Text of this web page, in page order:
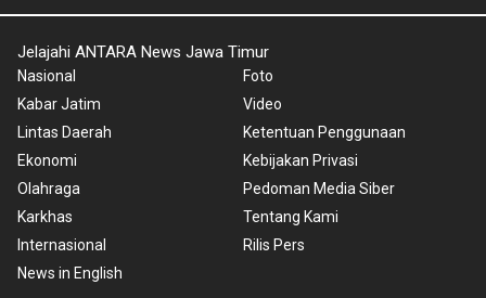
Jelajahi ANTARA News Jawa Timur
Nasional
Kabar Jatim
Lintas Daerah
Ekonomi
Olahraga
Karkhas
Internasional
News in English
Foto
Video
Ketentuan Penggunaan
Kebijakan Privasi
Pedoman Media Siber
Tentang Kami
Rilis Pers